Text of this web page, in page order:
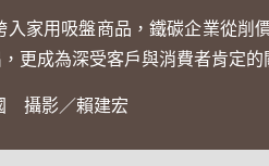
入家用吸盤商品，鐵碳企業從削
更成為深受客戶與消費者肯定的
攝影／賴建宏